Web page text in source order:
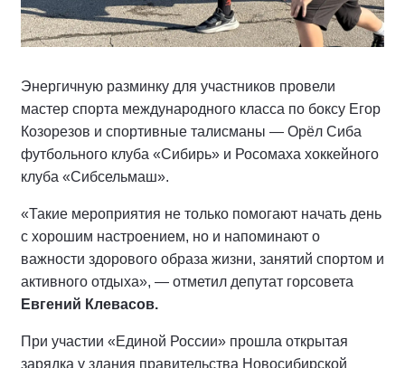
Энергичную разминку для участников провели
мастер спорта международного класса по боксу Егор
Козорезов и спортивные талисманы — Орёл Сиба
футбольного клуба «Сибирь» и Росомаха хоккейного
клуба «Сибсельмаш».
«Такие мероприятия не только помогают начать день
с хорошим настроением, но и напоминают о
важности здорового образа жизни, занятий спортом и
активного отдыха», — отметил депутат горсовета
Евгений Клевасов.
При участии «Единой России» прошла открытая
зарядка у здания правительства Новосибирской